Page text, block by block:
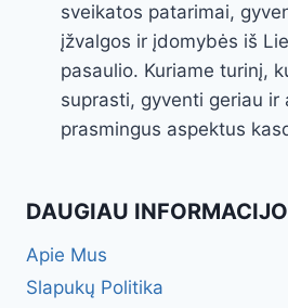
sveikatos patarimai,
įžvalgos ir įdomybės iš
pasaulio. Kuriame turinį,
suprasti, gyventi geriau ir
prasmingus aspektus
DAUGIAU
Apie Mus
Slapukų Politika